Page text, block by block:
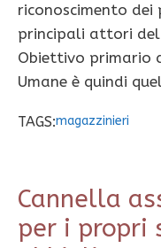
riconoscimento
principali attori del
Obiettivo primario
Umane è quindi
TAGS:magazzinieri
Cannella
per i propri